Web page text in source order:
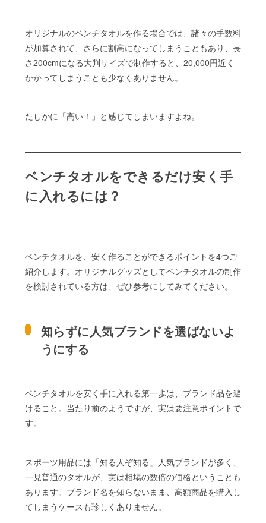
オリジナルのベンチタオルを作る場合では、諸々の手数料
が加算されて、さらに割高になってしまうこともあり、長
さ200cmになる大判サイズで制作すると、20,000円近く
かかってしまうことも少なくありません。
たしかに「高い！」と感じてしまいますよね。
ベンチタオルをできるだけ安く手
に入れるには？
ベンチタオルを、安く作ることができるポイントを4つご
紹介します。オリジナルグッズとしてベンチタオルの制作
を検討されている方は、ぜひ参考にしてみてください。
知らずに人気ブランドを選ばないよ
うにする
ベンチタオルを安く手に入れる第一歩は、ブランド品を避
けること。当たり前のようですが、実は要注意ポイントで
す。
スポーツ用品には「知る人ぞ知る」人気ブランドが多く、
一見普通のタオルが、実は相場の数倍の価格ということも
あります。ブランド名を知らないまま、高額商品を購入し
てしまうケースも珍しくありません。